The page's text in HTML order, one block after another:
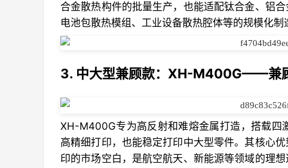
合金散热构件的批量生产，也能适配钛合金、铝
电池包散热模组、工业设备散热腔体等的规模化制
3. 中大型兼顾款：XH-M400G——兼
XH-M400G专为高反射和难熔金属打造，搭载
高精细打印，也能稳定打印中大型零件。其核心
印的市场空白，是航空航天、新能源等领域的理